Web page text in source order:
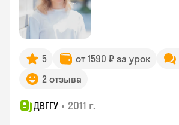
5 от 1590 ₽ за урок
2 отзыва
ДВГГУ • 2011 г.